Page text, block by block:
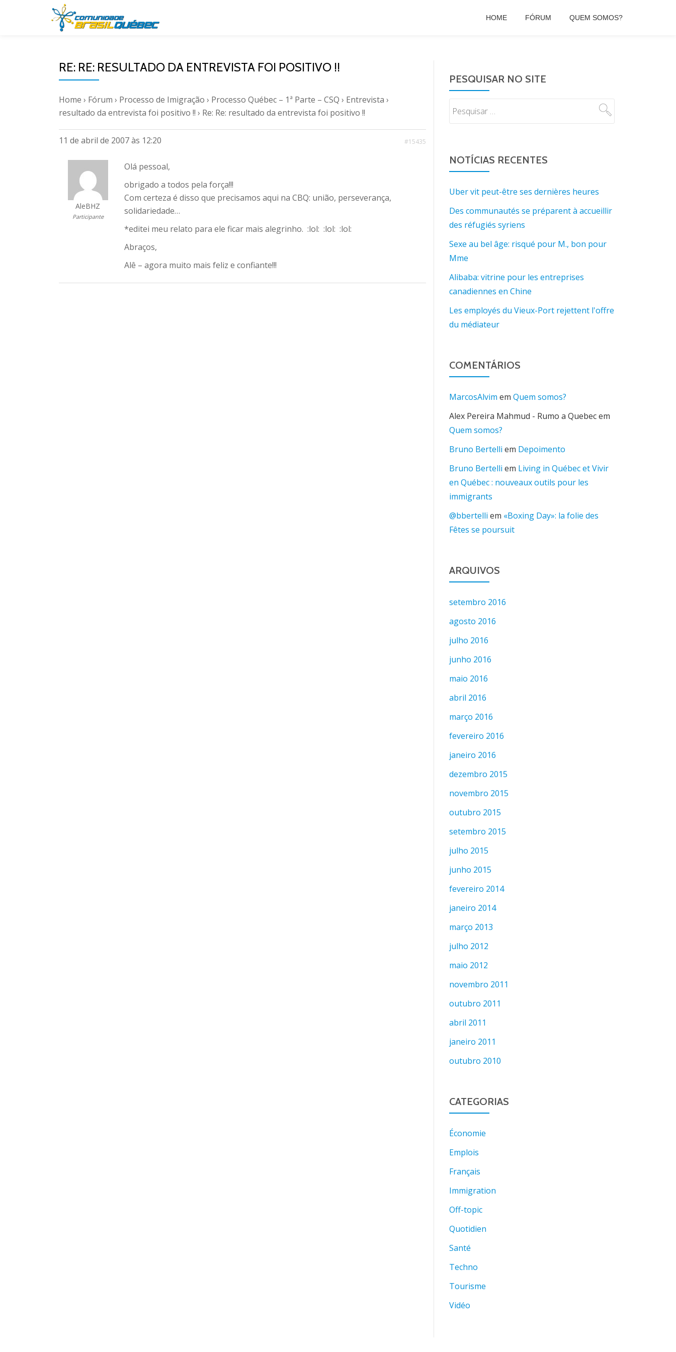
HOME FÓRUM QUEM SOMOS?
RE: RE: RESULTADO DA ENTREVISTA FOI POSITIVO !!
Home › Fórum › Processo de Imigração › Processo Québec – 1ª Parte – CSQ › Entrevista ›
resultado da entrevista foi positivo !! › Re: Re: resultado da entrevista foi positivo !!
11 de abril de 2007 às 12:20 #15435
AleBHZ
Participante
Olá pessoal,
obrigado a todos pela força!!!
Com certeza é disso que precisamos aqui na CBQ: união, perseverança,
solidariedade…
*editei meu relato para ele ficar mais alegrinho. :lol: :lol: :lol:
Abraços,
Alê – agora muito mais feliz e confiante!!!
PESQUISAR NO SITE
NOTÍCIAS RECENTES
Uber vit peut-être ses dernières heures
Des communautés se préparent à accueillir
des réfugiés syriens
Sexe au bel âge: risqué pour M., bon pour
Mme
Alibaba: vitrine pour les entreprises
canadiennes en Chine
Les employés du Vieux-Port rejettent l'offre
du médiateur
COMENTÁRIOS
MarcosAlvim em Quem somos?
Alex Pereira Mahmud - Rumo a Quebecem
Quem somos?
Bruno Bertelli em Depoimento
Bruno Bertelli em Living in Québec et Vivir
en Québec : nouveaux outils pour les
immigrants
@bbertelli em «Boxing Day»: la folie des
Fêtes se poursuit
ARQUIVOS
setembro 2016
agosto 2016
julho 2016
junho 2016
maio 2016
abril 2016
março 2016
fevereiro 2016
janeiro 2016
dezembro 2015
novembro 2015
outubro 2015
setembro 2015
julho 2015
junho 2015
fevereiro 2014
janeiro 2014
março 2013
julho 2012
maio 2012
novembro 2011
outubro 2011
abril 2011
janeiro 2011
outubro 2010
CATEGORIAS
Économie
Emplois
Français
Immigration
Off-topic
Quotidien
Santé
Techno
Tourisme
Vidéo